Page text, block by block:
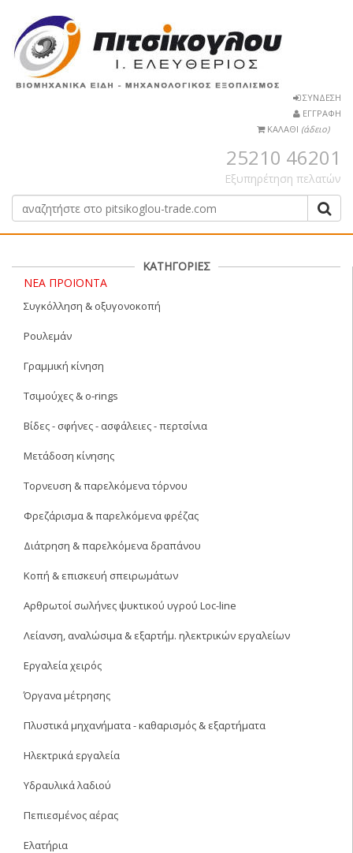
ΣΥΝΔΕΣΗ
ΕΓΓΡΑΦΗ
ΚΑΛΑΘΙ (άδειο)
25210 46201
Εξυπηρέτηση πελατών
ΚΑΤΗΓΟΡΙΕΣ
ΝΕΑ ΠΡΟΪΟΝΤΑ
Συγκόλληση & οξυγονοκοπή
Ρουλεμάν
Γραμμική κίνηση
Τσιμούχες & o-rings
Βίδες - σφήνες - ασφάλειες - περτσίνια
Μετάδοση κίνησης
Τορνευση & παρελκόμενα τόρνου
Φρεζάρισμα & παρελκόμενα φρέζας
Διάτρηση & παρελκόμενα δραπάνου
Κοπή & επισκευή σπειρωμάτων
Αρθρωτοί σωλήνες ψυκτικού υγρού Loc-line
Λείανση, αναλώσιμα & εξαρτήμ. ηλεκτρικών εργαλείων
Εργαλεία χειρός
Όργανα μέτρησης
Πλυστικά μηχανήματα - καθαρισμός & εξαρτήματα
Ηλεκτρικά εργαλεία
Υδραυλικά λαδιού
Πεπιεσμένος αέρας
Ελατήρια